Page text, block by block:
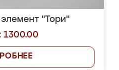
"Тори"
1300.00